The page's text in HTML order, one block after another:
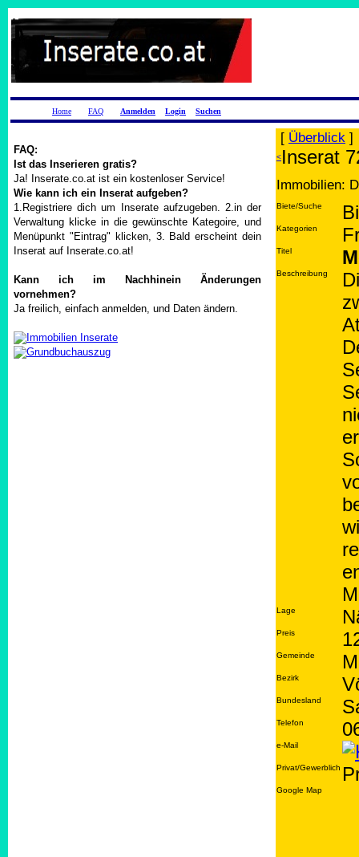
Home FAQ Anmelden Login Suchen
FAQ:
Ist das Inserieren gratis?
Ja! Inserate.co.at ist ein kostenloser Service!
Wie kann ich ein Inserat aufgeben?
1.Registriere dich um Inserate aufzugeben. 2.in der
Verwaltung klicke in die gewünschte Kategoire, und
Menüpunkt "Eintrag" klicken, 3. Bald erscheint dein
Inserat auf Inserate.co.at!
Kann ich im Nachhinein Änderungen
vornehmen?
Ja freilich, einfach anmelden, und Daten ändern.
[ Überblick
<Inserat
Immobilien:
Biete/Suche
Kategorien
Titel
Beschreibung
Lage
Preis
Gemeinde
Bezirk
Bundesland
Telefon
e-Mail
Privat/Gewerblich
Google Map